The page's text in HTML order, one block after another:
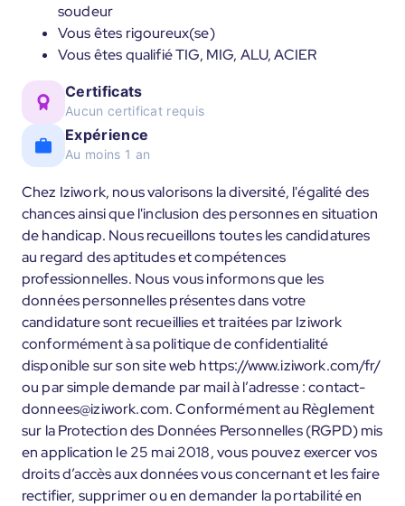
soudeur
Vous êtes rigoureux(se)
Vous êtes qualifié TIG, MIG, ALU, ACIER
Certificats
Aucun certificat requis
Expérience
Au moins 1 an
Chez Iziwork, nous valorisons la diversité, l'égalité des
chances ainsi que l'inclusion des personnes en situation
de handicap. Nous recueillons toutes les candidatures
au regard des aptitudes et compétences
professionnelles. Nous vous informons que les
données personnelles présentes dans votre
candidature sont recueillies et traitées par Iziwork
conformément à sa politique de confidentialité
disponible sur son site web https://www.iziwork.com/fr/
ou par simple demande par mail à l’adresse : contact-
donnees@iziwork.com. Conformément au Règlement
sur la Protection des Données Personnelles (RGPD) mis
en application le 25 mai 2018, vous pouvez exercer vos
droits d’accès aux données vous concernant et les faire
rectifier, supprimer ou en demander la portabilité en